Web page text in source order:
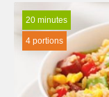
20 minutes
4 portions